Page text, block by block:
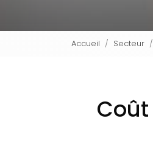
Accueil Secteur